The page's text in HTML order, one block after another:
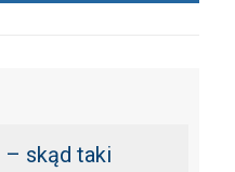
skąd taki